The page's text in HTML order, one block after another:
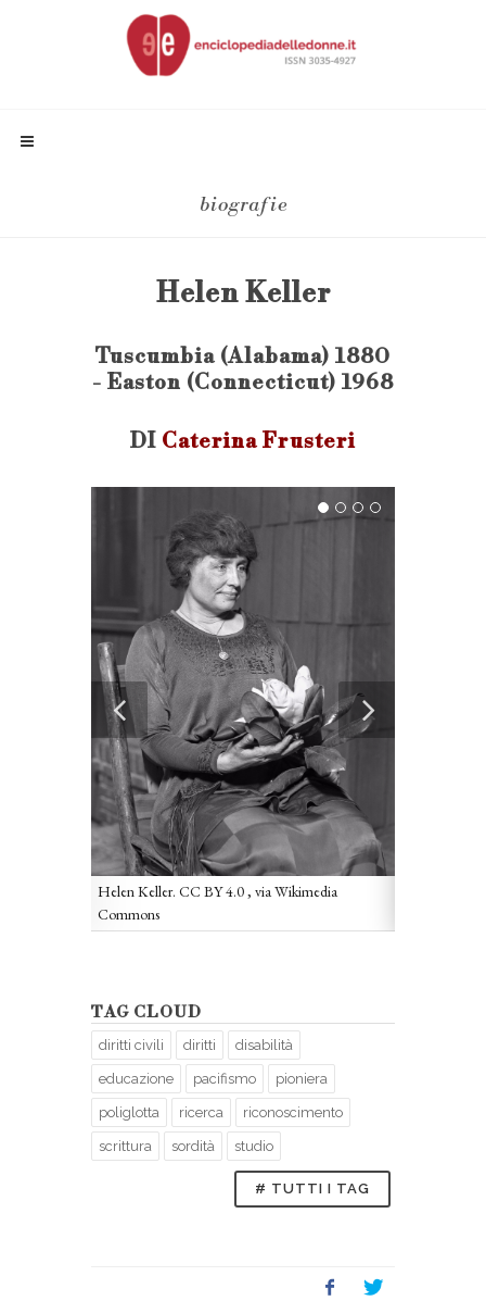
biografie
Helen Keller
Tuscumbia (Alabama) 1880
- Easton (Connecticut) 1968
DI Caterina Frusteri
Helen Keller. CC BY 4.0, via Wikimedia
Commons
TAG CLOUD
diritti civili diritti disabilità
educazione pacifismo pioniera
poliglotta ricerca riconoscimento
scrittura sordità studio
# TUTTI I TAG